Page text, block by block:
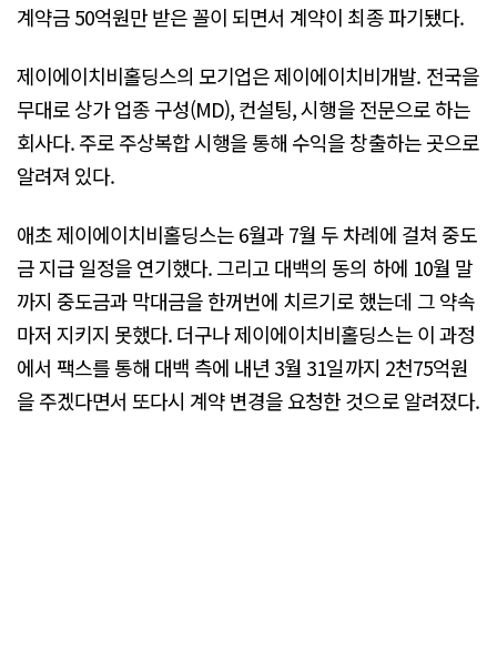
계약금 50억원만 받은 꼴이 되면서 계약이 최종 파기됐다.
제이에이치비홀딩스의 모기업은 제이에이치비개발. 전국을
무대로 상가 업종 구성(MD), 컨설팅, 시행을 전문으로 하는
회사다. 주로 주상복합 시행을 통해 수익을 창출하는 곳으로
알려져 있다.
애초 제이에이치비홀딩스는 6월과 7월 두 차례에 걸쳐 중도
금 지급 일정을 연기했다. 그리고 대백의 동의 하에 10월 말
까지 중도금과 막대금을 한꺼번에 치르기로 했는데 그 약속
마저 지키지 못했다. 더구나 제이에이치비홀딩스는 이 과정
에서 팩스를 통해 대백 측에 내년 3월 31일까지 2천75억원
을 주겠다면서 또다시 계약 변경을 요청한 것으로 알려졌다.